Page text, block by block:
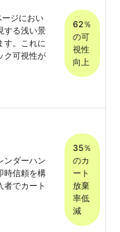
ジにおい
する浅い景
す。これに
ク可視性が
62％
の可
視性
向上
ンダーハン
時信頼を構
者でカート
35％
のカ
ート
放棄
率低
減